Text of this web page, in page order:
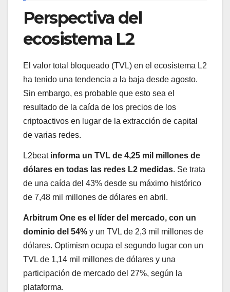
Perspectiva del
ecosistema L2
El valor total bloqueado (TVL) en el ecosistema L2
ha tenido una tendencia a la baja desde agosto.
Sin embargo, es probable que esto sea el
resultado de la caída de los precios de los
criptoactivos en lugar de la extracción de capital
de varias redes.
L2beatinforma un TVL de 4,25 mil millones de
dólares en todas las redes L2 medidas. Se trata
de una caída del 43% desde su máximo histórico
de 7,48 mil millones de dólares en abril.
Arbitrum One es el líder del mercado, con un
dominio del 54% y un TVL de 2,3 mil millones de
dólares. Optimism ocupa el segundo lugar con un
TVL de 1,14 mil millones de dólares y una
participación de mercado del 27%, según la
plataforma.